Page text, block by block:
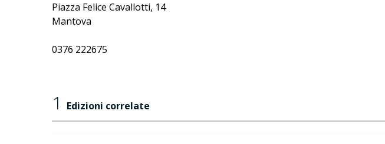
Piazza Felice Cavallotti, 14
Mantova
0376 222675
1 Edizioni correlate